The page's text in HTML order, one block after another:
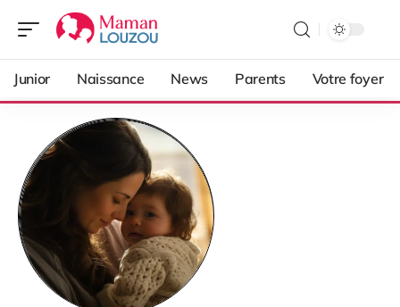
Junior Naissance News Parents Votre foyer